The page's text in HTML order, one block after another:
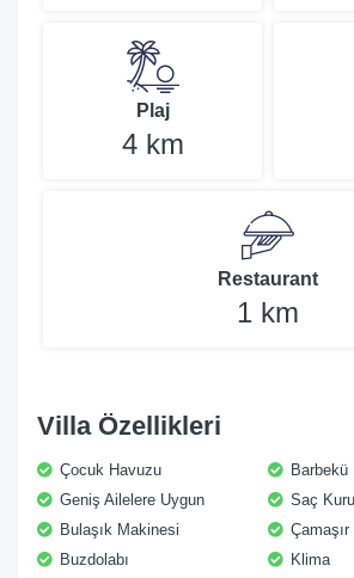
Plaj
4 km
Restaurant
1 km
Villa Özellikleri
Çocuk Havuzu
Barbekü
Geniş Ailelere Uygun
Saç
Bulaşık Makinesi
Buzdolabı
Klima